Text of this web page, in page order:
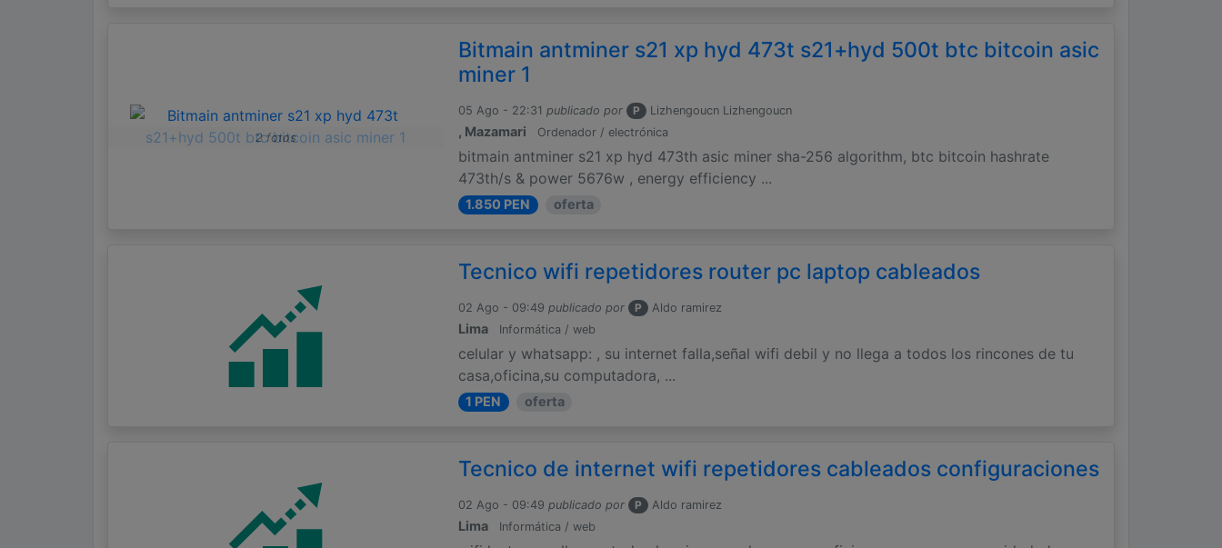
2 fotos
Bitmain antminer s21 xp hyd 473t s21+hyd 500t btc bitcoin asic
miner 1
05 Ago - 22:31 publicado por P Lizhengoucn Lizhengoucn
, Mazamari Ordenador / electrónica
bitmain antminer s21 xp hyd 473th asic miner sha-256 algorithm, btc bitcoin hashrate
473th/s & power 5676w , energy efficiency ...
1.850 PEN oferta
Tecnico wifi repetidores router pc laptop cableados
02 Ago - 09:49 publicado por P Aldo ramirez
Lima Informática / web
celular y whatsapp: , su internet falla,señal wifi debil y no llega a todos los rincones de tu
casa,oficina,su computadora, ...
1 PEN oferta
Tecnico de internet wifi repetidores cableados configuraciones
02 Ago - 09:49 publicado por P Aldo ramirez
Lima Informática / web